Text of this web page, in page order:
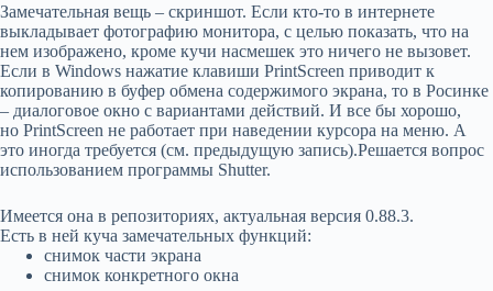
Замечательная вещь – скриншот. Если кто-то в интернете
выкладывает фотографию монитора, с целью показать, что на
нем изображено, кроме кучи насмешек это ничего не вызовет.
Если в Windows нажатие клавиши PrintScreen приводит к
копированию в буфер обмена содержимого экрана, то в Росинке
– диалоговое окно с вариантами действий. И все бы хорошо,
но PrintScreen не работает при наведении курсора на меню. А
это иногда требуется (см. предыдущую запись).Решается вопрос
использованием программы Shutter.
Имеется она в репозиториях, актуальная версия 0.88.3.
Есть в ней куча замечательных функций:
снимок части экрана
снимок конкретного окна